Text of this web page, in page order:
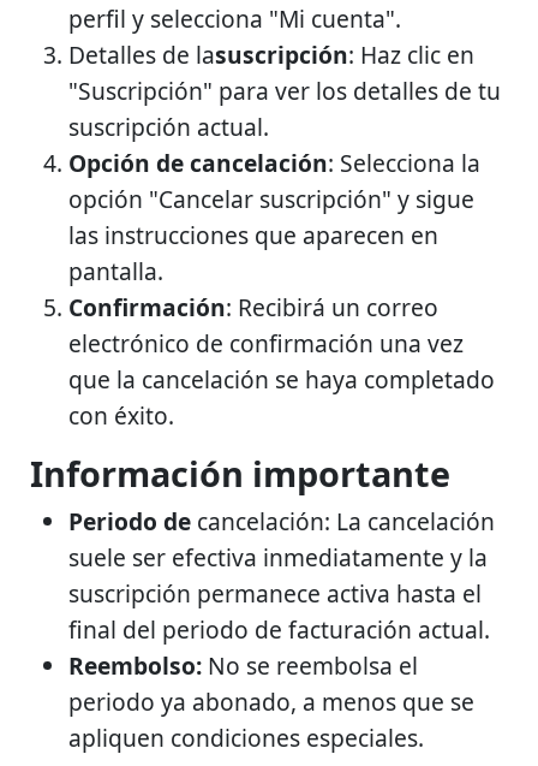
perfil y selecciona "Mi cuenta".
Detalles de lasuscripción: Haz clic en
"Suscripción" para ver los detalles de tu
suscripción actual.
Opción de cancelación: Selecciona la
opción "Cancelar suscripción" y sigue
las instrucciones que aparecen en
pantalla.
Confirmación: Recibirá un correo
electrónico de confirmación una vez
que la cancelación se haya completado
con éxito.
Información importante
Periodo de cancelación: La cancelación
suele ser efectiva inmediatamente y la
suscripción permanece activa hasta el
final del periodo de facturación actual.
Reembolso: No se reembolsa el
periodo ya abonado, a menos que se
apliquen condiciones especiales.